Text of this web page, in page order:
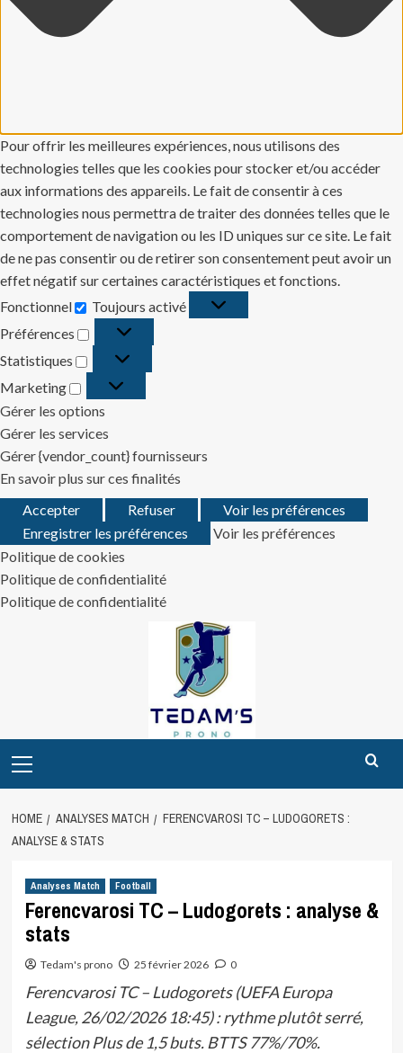
Pour offrir les meilleures expériences, nous utilisons des
technologies telles que les cookies pour stocker et/ou accéder
aux informations des appareils. Le fait de consentir à ces
technologies nous permettra de traiter des données telles que le
comportement de navigation ou les ID uniques sur ce site. Le fait
de ne pas consentir ou de retirer son consentement peut avoir un
effet négatif sur certaines caractéristiques et fonctions.
Fonctionnel
Fonctionnel
Toujours activé
Préférences
Préférences
Statistiques
Statistiques
Marketing
Marketing
Gérer les options
Gérer les services
Gérer {vendor_count} fournisseurs
En savoir plus sur ces finalités
Accepter
Refuser
Voir les préférences
Enregistrer les préférences
Voir les préférences
Politique de cookies
Politique de confidentialité
Politique de confidentialité
Menu
HOME ANALYSES MATCH
FERENCVAROSI TC – LUDOGORETS :
ANALYSE & STATS
Analyses Match Football
Ferencvarosi TC – Ludogorets : analyse &
stats
Tedam's prono 25 février 2026 0
Ferencvarosi TC – Ludogorets (UEFA Europa
League, 26/02/2026 18:45) : rythme plutôt serré,
sélection Plus de 1,5 buts. BTTS 77%/70%.